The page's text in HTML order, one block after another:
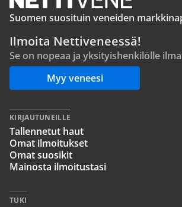
Suomen suosituin veneiden
Ilmoita Nettiveneessä!
Se on nopeaa ja yksityishenkilölle
Myy veneesi
KIRJAUTUNEILLE
Tallennetut haut
Omat ilmoitukset
Omat suosikit
Mainosta ilmoitustasi
TUKI